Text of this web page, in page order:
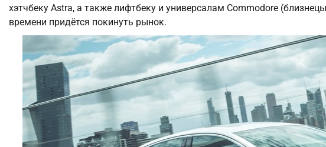
хэтчбеку Astra, а также лифтбеку и универсалам Commodore
времени придётся покинуть рынок.